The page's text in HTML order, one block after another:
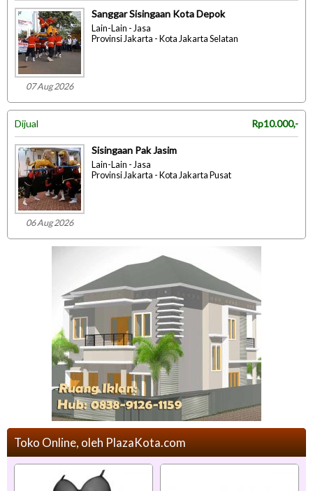
07 Aug 2026
Sanggar Sisingaan Kota Depok
Lain-Lain - Jasa
Provinsi Jakarta - Kota Jakarta Selatan
Dijual Rp10.000,-
06 Aug 2026
Sisingaan Pak Jasim
Lain-Lain - Jasa
Provinsi Jakarta - Kota Jakarta Pusat
Toko Online, oleh PlazaKota.com